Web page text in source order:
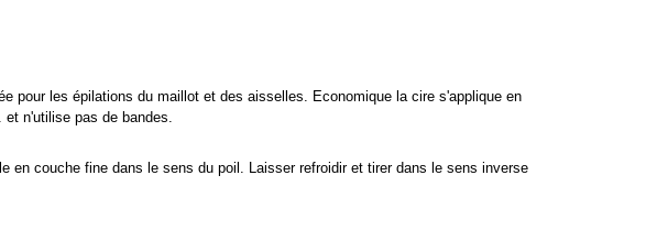
pour les épilations du maillot et des aisselles. Economique la cire s'applique en
et n'utilise pas de bandes.
en couche fine dans le sens du poil. Laisser refroidir et tirer dans le sens inverse